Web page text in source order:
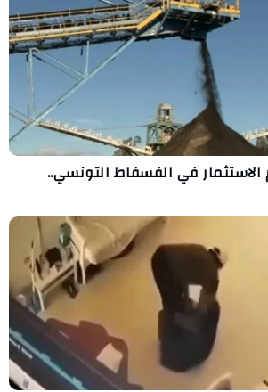
في الفسفاط التونسي..